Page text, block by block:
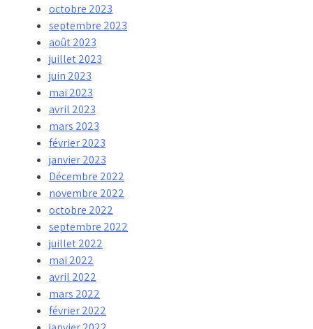
octobre 2023
septembre 2023
août 2023
juillet 2023
juin 2023
mai 2023
avril 2023
mars 2023
février 2023
janvier 2023
Décembre 2022
novembre 2022
octobre 2022
septembre 2022
juillet 2022
mai 2022
avril 2022
mars 2022
février 2022